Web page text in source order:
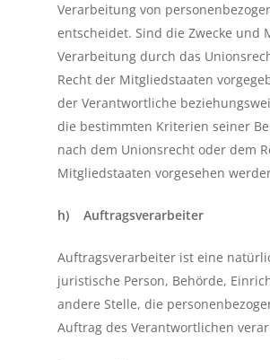
Verarbeitung von
entscheidet. Sind die Zwecke und
Verarbeitung durch das
Recht der Mitgliedstaaten
der Verantwortliche
die bestimmten Kriterien seiner
nach dem Unionsrecht oder dem
Mitgliedstaaten vorgesehen
h) Auftragsverarbeiter
Auftragsverarbeiter ist eine
juristische Person, Behörde,
andere Stelle, die
Auftrag des Verantwortlichen